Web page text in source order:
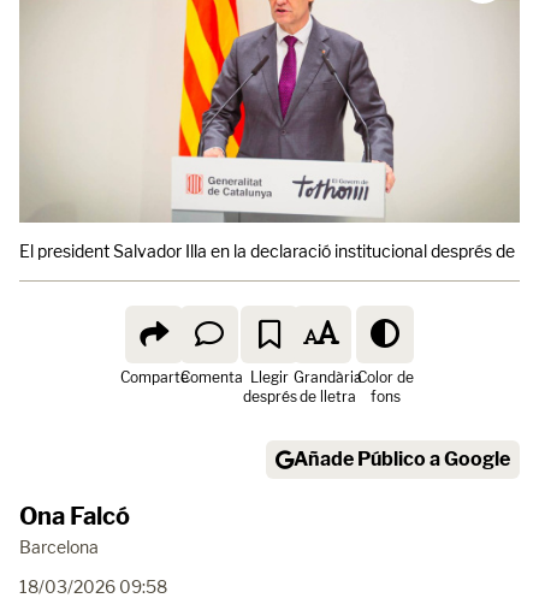
El president Salvador Illa en la declaració institucional després de
ComparteComenta Llegir
després
Grandària
de lletra
Color de
fons
Añade Público a Google
Ona Falcó
Barcelona
18/03/2026 09:58